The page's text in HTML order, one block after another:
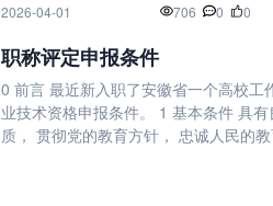
2026-04-01 706 0 0
职称评定申报条件
0 前言 最近新入职了安徽省一个高校工
业技术资格申报条件。 1 基本条件 具
质， 贯彻党的教育方针， 忠诚人民的